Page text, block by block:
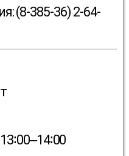
(8-385-36) 2-64-